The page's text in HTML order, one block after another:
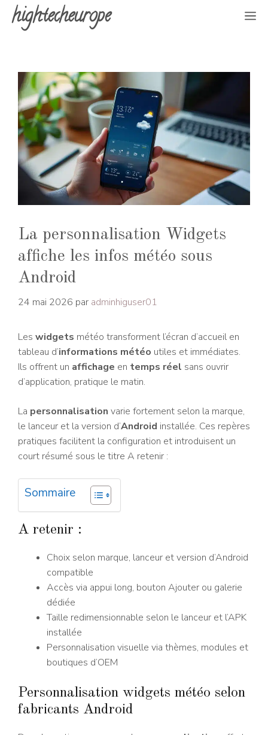
Allerhightecheurope
La personnalisation Widgets
affiche les infos météo sous
Android
24 mai 2026 par adminhiguser01
Les widgets météo transforment l’écran d’accueil en
tableau d’informations météo utiles et immédiates.
Ils offrent un affichage en temps réel sans ouvrir
d’application, pratique le matin.
La personnalisation varie fortement selon la marque,
le lanceur et la version d’Android installée. Ces repères
pratiques facilitent la configuration et introduisent un
court résumé sous le titre A retenir :
Sommaire
A retenir :
Choix selon marque, lanceur et version d’Android
compatible
Accès via appui long, bouton Ajouter ou galerie
dédiée
Taille redimensionnable selon le lanceur et l’APK
installée
Personnalisation visuelle via thèmes, modules et
boutiques d’OEM
Personnalisation widgets météo selon
fabricants Android